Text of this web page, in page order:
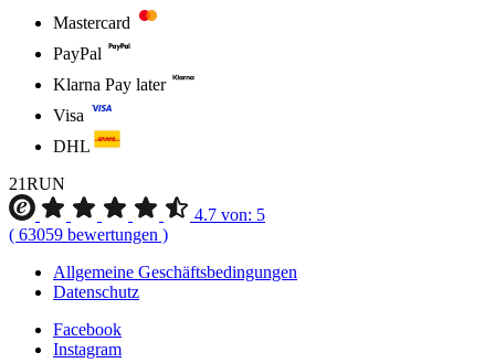
Mastercard
PayPal
Klarna Pay later
Visa
DHL
21RUN
4.7 von: 5
( 63059 bewertungen )
Allgemeine Geschäftsbedingungen
Datenschutz
Facebook
Instagram